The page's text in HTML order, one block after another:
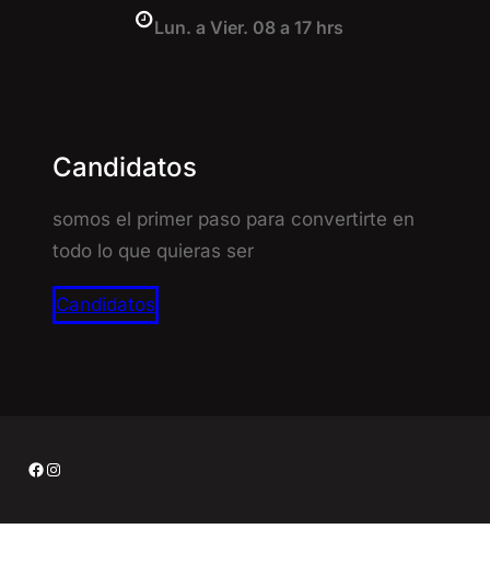
Lun. a Vier. 08 a 17 hrs
Candidatos
somos el primer paso para convertirte en
todo lo que quieras ser
Candidatos
Facebook
Instagram